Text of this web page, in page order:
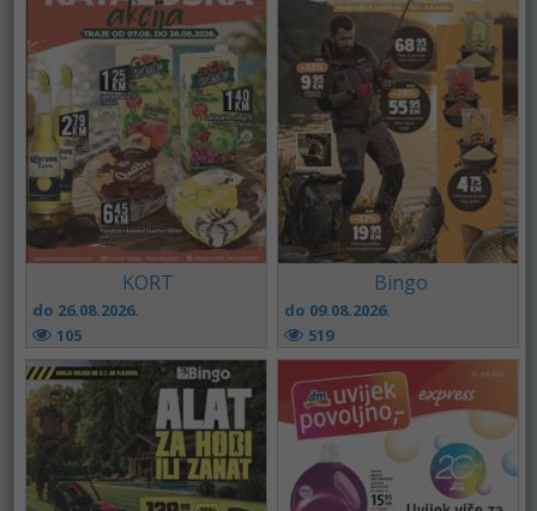
KORT
do 26.08.2026.
105
Bingo
do 09.08.2026.
519